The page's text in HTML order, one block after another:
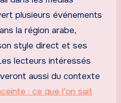
plusieurs événements
la région arabe,
style direct et ses
lecteurs intéressés
aussi du contexte
: ce que l'on sait